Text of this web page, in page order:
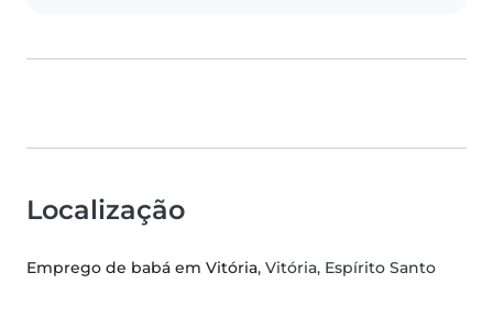
Localização
Emprego de babá em Vitória, Vitória, Espírito Santo